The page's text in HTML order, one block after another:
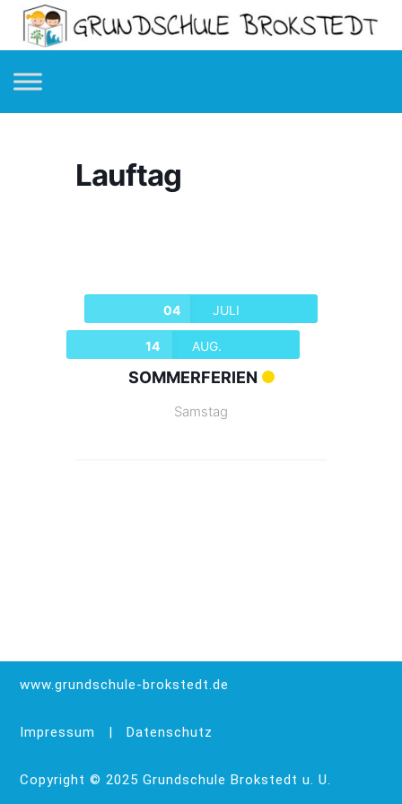
Lauftag
04 JULI
14 AUG.
SOMMERFERIEN
Samstag
www.grundschule-brokstedt.de
Impressum |Datenschutz
Copyright © 2025 Grundschule Brokstedt u. U.